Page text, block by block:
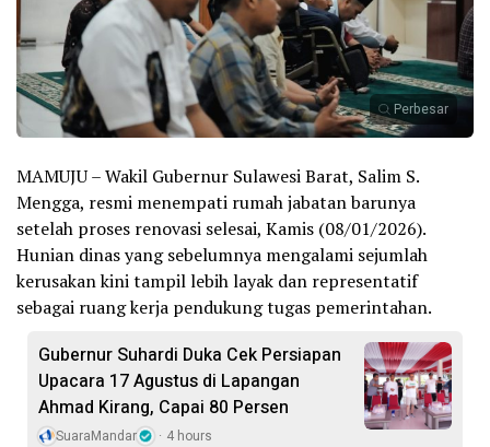
Perbesar
MAMUJU – Wakil Gubernur Sulawesi Barat, Salim S.
Mengga, resmi menempati rumah jabatan barunya
setelah proses renovasi selesai, Kamis (08/01/2026).
Hunian dinas yang sebelumnya mengalami sejumlah
kerusakan kini tampil lebih layak dan representatif
sebagai ruang kerja pendukung tugas pemerintahan.
Gubernur Suhardi Duka Cek Persiapan
Upacara 17 Agustus di Lapangan
Ahmad Kirang, Capai 80 Persen
SuaraMandar 4 hours